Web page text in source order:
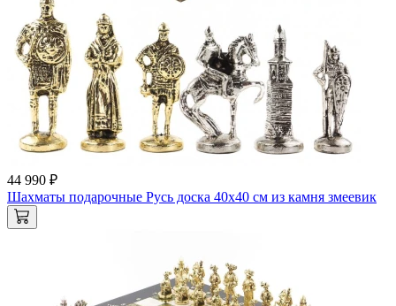
44 990 ₽
Шахматы подарочные Русь доска 40х40 см из камня змеевик